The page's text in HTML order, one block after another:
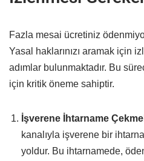
Fazla mesai ücretiniz
Yasal haklarınızı aramak için
adımlar bulunmaktadır. Bu
için kritik öneme sahiptir.
İşverene İhtarname
kanalıyla işverene bir
yoldur. Bu ihtarnamede,